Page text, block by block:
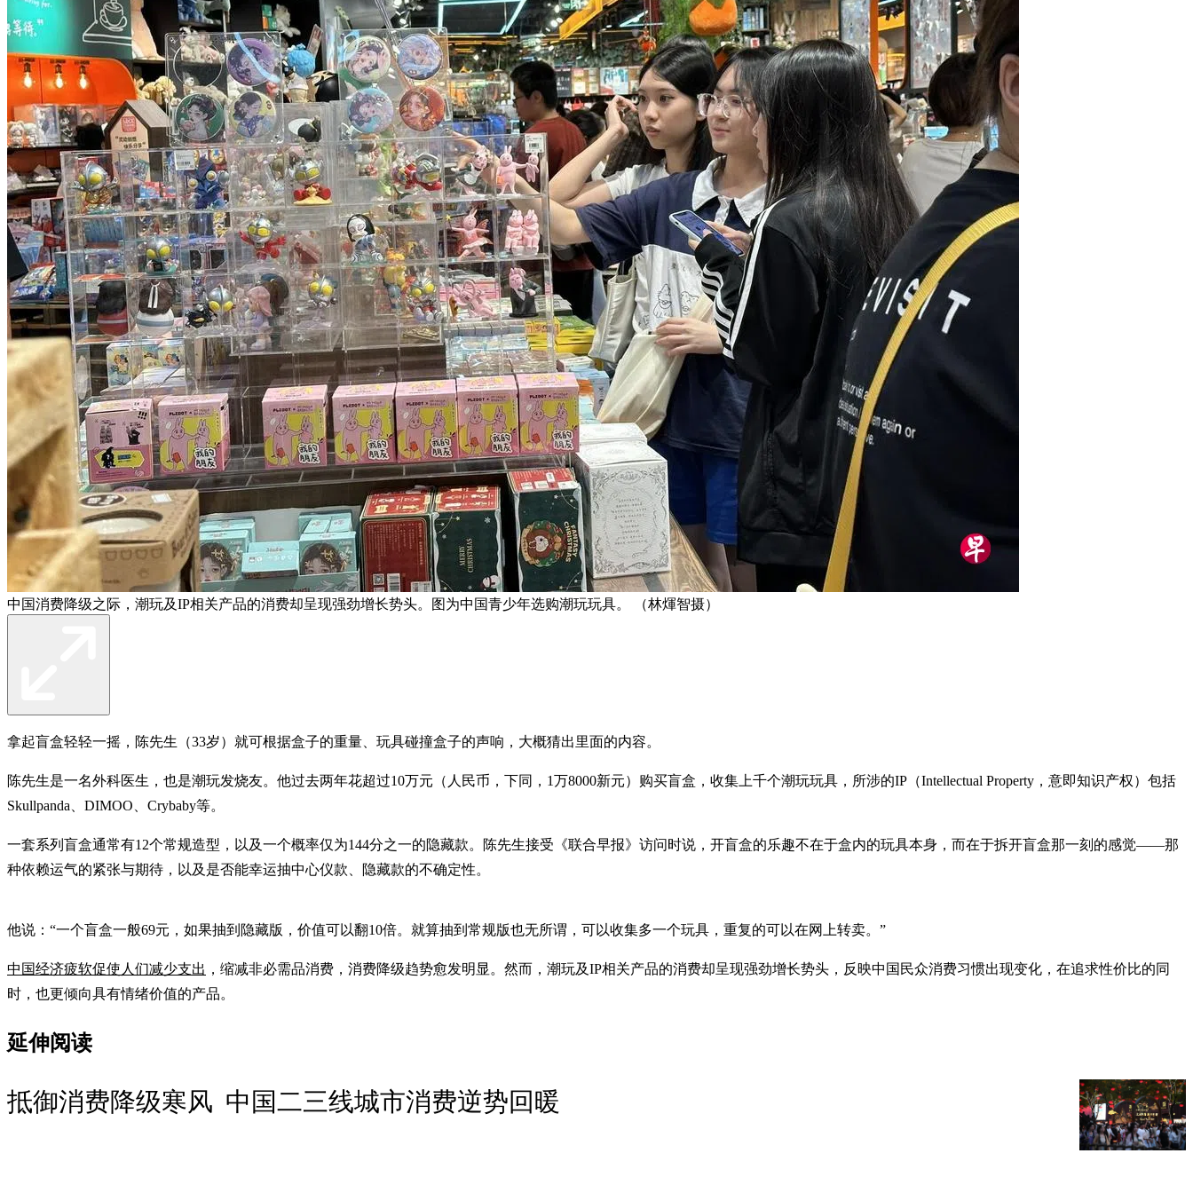
中国消费降级之际，潮玩及IP相关产品的消费却呈现强劲增长势头。图为中国青少年选购潮玩玩具。 （林煇智摄）
拿起盲盒轻轻一摇，陈先生（33岁）就可根据盒子的重量、玩具碰撞盒子的声响，大概猜出里面的内容。
陈先生是一名外科医生，也是潮玩发烧友。他过去两年花超过10万元（人民币，下同，1万8000新元）购买盲盒，收集上千个潮玩玩具，所涉的IP（Intellectual Property，意即知识产权）包括
Skullpanda、DIMOO、Crybaby等。
一套系列盲盒通常有12个常规造型，以及一个概率仅为144分之一的隐藏款。陈先生接受《联合早报》访问时说，开盲盒的乐趣不在于盒内的玩具本身，而在于拆开盲盒那一刻的感觉——那
种依赖运气的紧张与期待，以及是否能幸运抽中心仪款、隐藏款的不确定性。
他说：“一个盲盒一般69元，如果抽到隐藏版，价值可以翻10倍。就算抽到常规版也无所谓，可以收集多一个玩具，重复的可以在网上转卖。”
中国经济疲软促使人们减少支出 ，缩减非必需品消费，消费降级趋势愈发明显。然而，潮玩及IP相关产品的消费却呈现强劲增长势头，反映中国民众消费习惯出现变化，在追求性价比的同
时，也更倾向具有情绪价值的产品。
延伸阅读
抵御消费降级寒风 中国二三线城市消费逆势回暖